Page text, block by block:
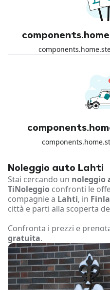
Noleggio auto Lahti
Stai cercando un noleggio
TiNoleggio confronti le
compagnie a Lahti, in
città e parti alla scoperta
Confronta i prezzi e
gratuita.